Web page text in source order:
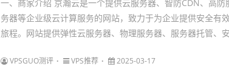
一、商家介绍 京瀚云是一个提供云服务器、智防CDN、高
务器等企业级云计算服务的网站，致力于为企业提供安全有
旅程。网站提供弹性云服务器、物理服务器、服务器托管、
VPSGUO测评 VPS推荐 2025-03-17